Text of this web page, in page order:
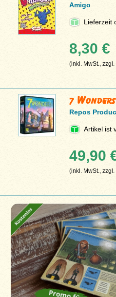
Amigo
Lieferzeit
8,30 €
(inkl. MwSt., zzgl.
7
Repos
Artikel ist
49,90
(inkl. MwSt., zzgl.